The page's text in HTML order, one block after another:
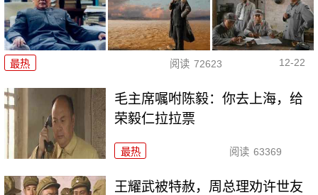
最热 阅读 72623 12-22
毛主席嘱咐陈毅：你去上海，给
荣毅仁拉拉票
最热 阅读 63369
王耀武被特赦，周总理劝许世友